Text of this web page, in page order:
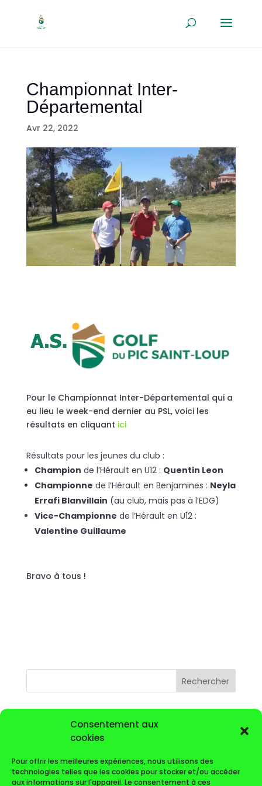
Consentement aux
cookies
Pour offrir les meilleures expériences, nous utilisons des
technologies telles que les cookies pour stocker et/ou accéder
aux informations sur l'appareil. Le consentement à ces
Championnat Inter-
Départemental
Avr 22, 2022
Pour le Championnat Inter-Départemental qui a
eu lieu le week-end dernier au PSL, voici les
résultats en cliquant ici
Résultats pour les jeunes du club :
Champion de l’Hérault en U12 : Quentin Leon
Championne de l’Hérault en Benjamines : Neyla
Errafi Blanvillain (au club, mais pas à l’EDG)
Vice-Championne de l’Hérault en U12 :
Valentine Guillaume
Bravo à tous !
Rechercher
Articles récents
VOYAGE GOLFIQUE DE L’AS 2026
Lettre du mois de Novembre 2025